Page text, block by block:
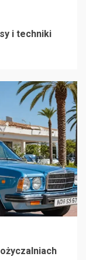
i techniki